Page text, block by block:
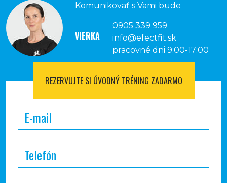
Komunikovať s Vami bude
VIERKA
0905 339 959
info@efectfit.sk
pracovné dni 9:00-17:00
REZERVUJTE SI ÚVODNÝ TRÉNING ZADARMO